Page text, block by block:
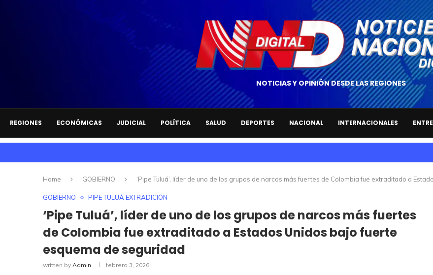
NOTICIAS Y OPINIÓN DESDE LAS REGIONES
REGIONES ECONÓMICAS JUDICIAL POLÍTICA SALUD DEPORTES NACIONAL INTERNACIONALES
Home GOBIERNO ‘Pipe Tuluá’, líder de uno de los grupos de narcos más fuertes de Colombia fue extraditado a
GOBIERNO PIPE TULUÁ EXTRADICIÓN
‘Pipe Tuluá’, líder de uno de los grupos de narcos más fuertes
de Colombia fue extraditado a Estados Unidos bajo fuerte
esquema de seguridad
written by Admin febrero 3, 2026